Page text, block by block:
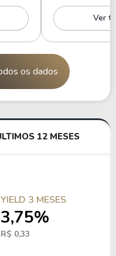
Ver
os dados
12 MESES
YIELD 3 MESES
3,75%
R$ 0,33